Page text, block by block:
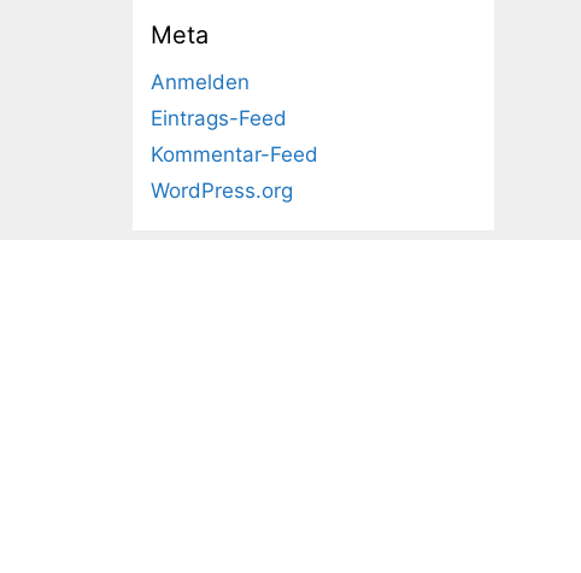
Meta
Anmelden
Eintrags-Feed
Kommentar-Feed
WordPress.org